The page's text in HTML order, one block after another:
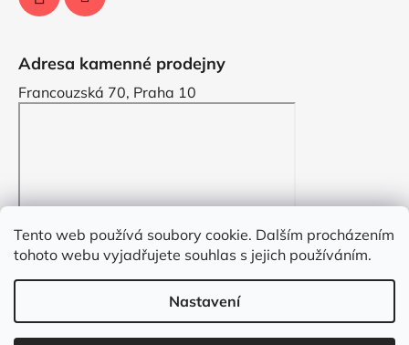
Tento web používá soubory cookie. Dalším procházením
tohoto webu vyjadřujete souhlas s jejich používáním.
Nastavení
Adresa kamenné prodejny
Francouzská 70, Praha 10